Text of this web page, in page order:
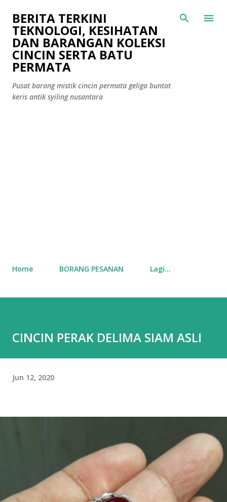
Langkau ke kandungan utama
BERITA TERKINI
TEKNOLOGI, KESIHATAN
DAN BARANGAN KOLEKSI
CINCIN SERTA BATU
PERMATA
Pusat barang mistik cincin permata geliga buntat
keris antik syiling nusantara
Home BORANG PESANAN Lagi…
CINCIN PERAK DELIMA SIAM ASLI
Jun 12, 2020